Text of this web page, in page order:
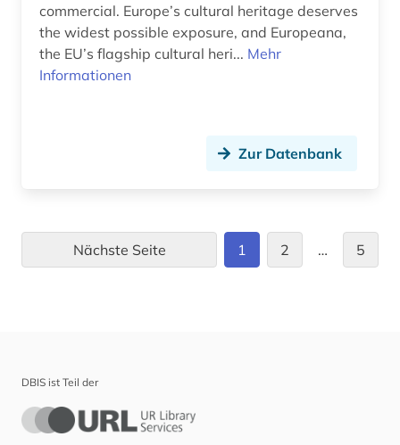
commercial. Europe’s cultural heritage deserves
the widest possible exposure, and Europeana,
the EU’s flagship cultural heri... Mehr
Informationen
Zur Datenbank
Nächste Seite 1 2 … 5
DBIS ist Teil der